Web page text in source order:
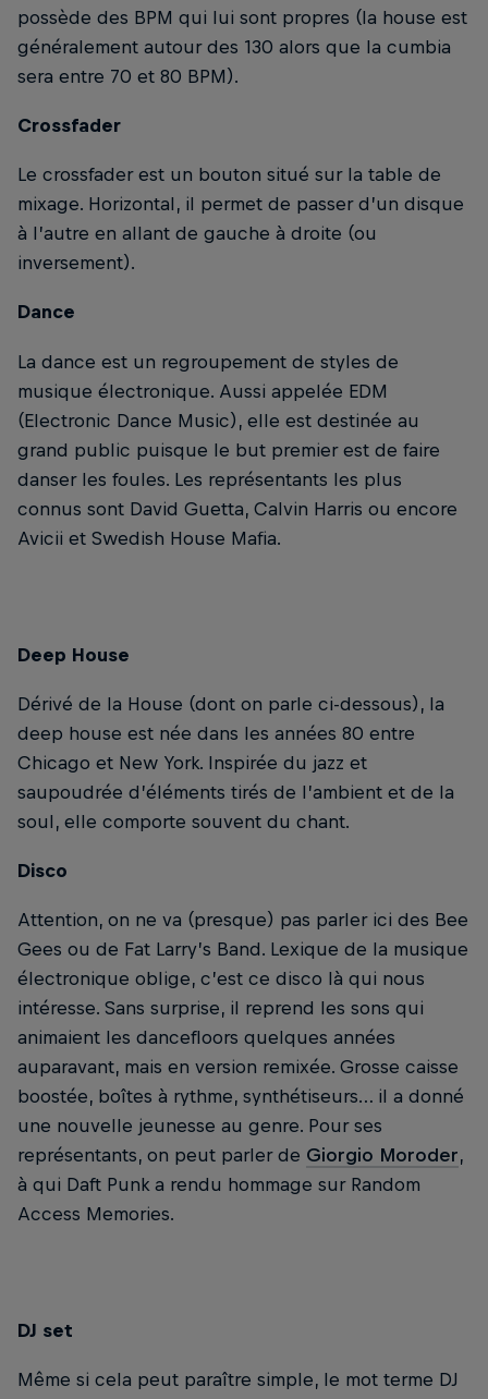
possède des BPM qui lui sont propres (la house est
généralement autour des 130 alors que la cumbia
sera entre 70 et 80 BPM).
Crossfader
Le crossfader est un bouton situé sur la table de
mixage. Horizontal, il permet de passer d’un disque
à l’autre en allant de gauche à droite (ou
inversement).
Dance
La dance est un regroupement de styles de
musique électronique. Aussi appelée EDM
(Electronic Dance Music), elle est destinée au
grand public puisque le but premier est de faire
danser les foules. Les représentants les plus
connus sont David Guetta, Calvin Harris ou encore
Avicii et Swedish House Mafia.
Deep House
Dérivé de la House (dont on parle ci-dessous), la
deep house est née dans les années 80 entre
Chicago et New York. Inspirée du jazz et
saupoudrée d’éléments tirés de l’ambient et de la
soul, elle comporte souvent du chant.
Disco
Attention, on ne va (presque) pas parler ici des Bee
Gees ou de Fat Larry’s Band. Lexique de la musique
électronique oblige, c’est ce disco là qui nous
intéresse. Sans surprise, il reprend les sons qui
animaient les dancefloors quelques années
auparavant, mais en version remixée. Grosse caisse
boostée, boîtes à rythme, synthétiseurs… il a donné
une nouvelle jeunesse au genre. Pour ses
représentants, on peut parler de Giorgio Moroder,
à qui Daft Punk a rendu hommage sur Random
Access Memories.
DJ set
Même si cela peut paraître simple, le mot terme DJ